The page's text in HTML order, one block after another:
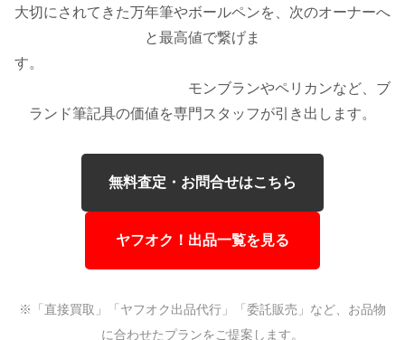
大切にされてきた万年筆やボールペンを、次のオーナーへ
と最高値で繋げま
す。
モンブランやペリカンなど、ブ
ランド筆記具の価値を専門スタッフが引き出します。
無料査定・お問合せはこちら
ヤフオク！出品一覧を見る
※「直接買取」「ヤフオク出品代行」「委託販売」など、お品物
に合わせたプランをご提案します。